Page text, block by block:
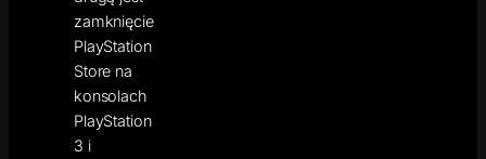
zamknięcie
PlayStation
Store na
konsolach
PlayStation
3 i